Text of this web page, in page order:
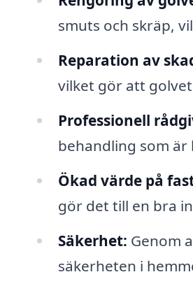
smuts och skräp,
Reparation av
vilket gör att
Professionell
behandling som
Ökad värde på
gör det till en bra
Säkerhet: Genom
säkerheten i